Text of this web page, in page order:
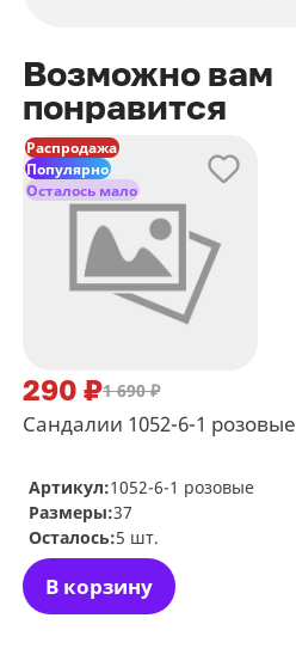
Возможно вам
понравится
Распродажа
Популярно
Осталось мало
290 ₽1 690 ₽
Сандалии 1052-6-1 розовые
В корзину
Артикул:1052-6-1 розовые
Размеры:37
Осталось:5 шт.